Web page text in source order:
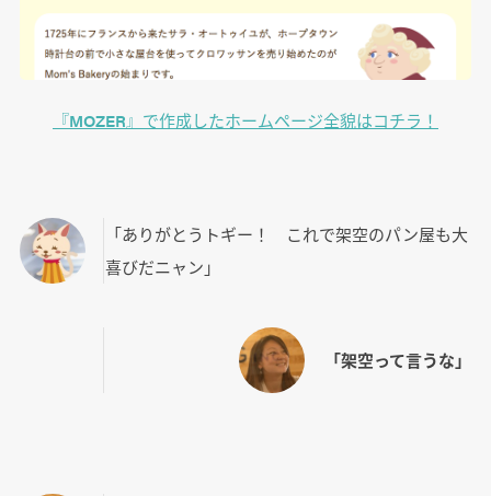
『MOZER』で作成したホームページ全貌はコチラ！
「ありがとうトギー！ これで架空のパン屋も大
喜びだニャン」
「架空って言うな」